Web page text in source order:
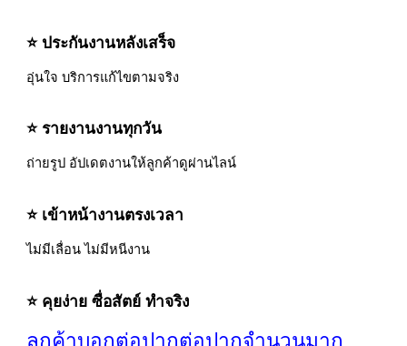
⭐ ประกันงานหลังเสร็จ
อุ่นใจ บริการแก้ไขตามจริง
⭐ รายงานงานทุกวัน
ถ่ายรูป อัปเดตงานให้ลูกค้าดูผ่านไลน์
⭐ เข้าหน้างานตรงเวลา
ไม่มีเลื่อน ไม่มีหนีงาน
⭐ คุยง่าย ซื่อสัตย์ ทำจริง
ลูกค้าบอกต่อปากต่อปากจำนวนมาก